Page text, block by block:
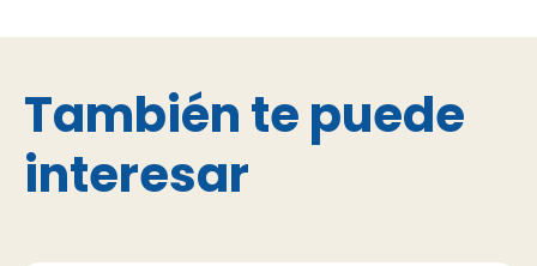
También te puede
interesar